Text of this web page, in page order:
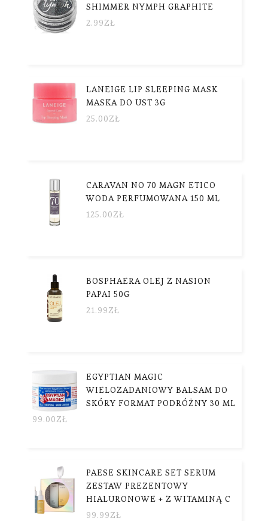
SHIMMER NYMPH GRAPHITE
2.99ZŁ
LANEIGE LIP SLEEPING MASK
MASKA DO UST 3G
25.00ZŁ
CARAVAN NO 70 MAGN ETICO
WODA PERFUMOWANA 150 ML
125.00ZŁ
BOSPHAERA OLEJ Z NASION
PAPAI 50G
21.99ZŁ
EGYPTIAN MAGIC
WIELOZADANIOWY BALSAM DO
SKÓRY FORMAT PODRÓŻNY 30 ML
99.00ZŁ
PAESE SKINCARE SET SERUM
ZESTAW PREZENTOWY
HIALURONOWE + Z WITAMINĄ C
99.99ZŁ